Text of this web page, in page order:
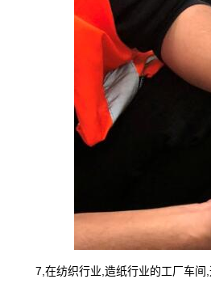
7,在纺织行业,造纸行业的工厂车间,